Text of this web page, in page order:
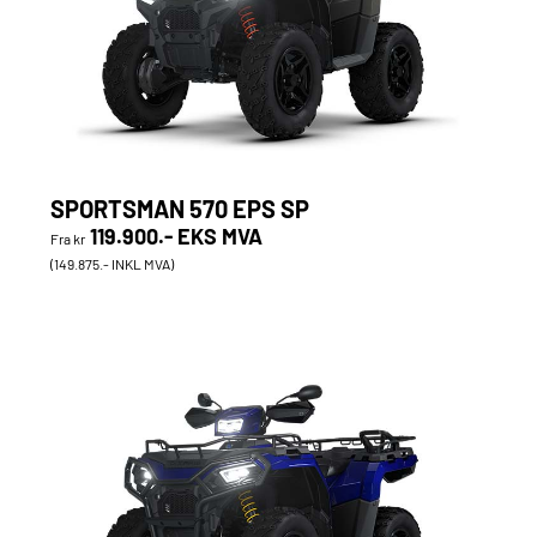
SPORTSMAN 570 EPS SP
Fra kr 119.900.- EKS MVA
(149.875.- INKL MVA)